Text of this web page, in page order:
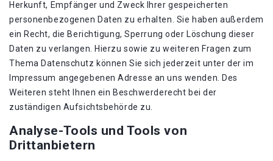
Herkunft, Empfänger und Zweck Ihrer gespeicherten
personenbezogenen Daten zu erhalten. Sie haben außerdem
ein Recht, die Berichtigung, Sperrung oder Löschung dieser
Daten zu verlangen. Hierzu sowie zu weiteren Fragen zum
Thema Datenschutz können Sie sich jederzeit unter der im
Impressum angegebenen Adresse an uns wenden. Des
Weiteren steht Ihnen ein Beschwerderecht bei der
zuständigen Aufsichtsbehörde zu.
Analyse-Tools und Tools von
Drittanbietern